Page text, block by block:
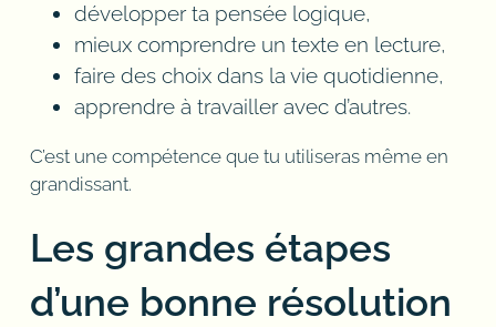
développer ta pensée logique,
mieux comprendre un texte en lecture,
faire des choix dans la vie quotidienne,
apprendre à travailler avec d’autres.
C’est une compétence que tu utiliseras même en
grandissant.
Les grandes étapes
d’une bonne résolution